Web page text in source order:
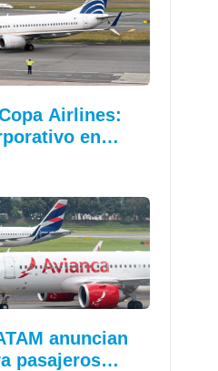
Airlines:
en…
anuncian
pasajeros…